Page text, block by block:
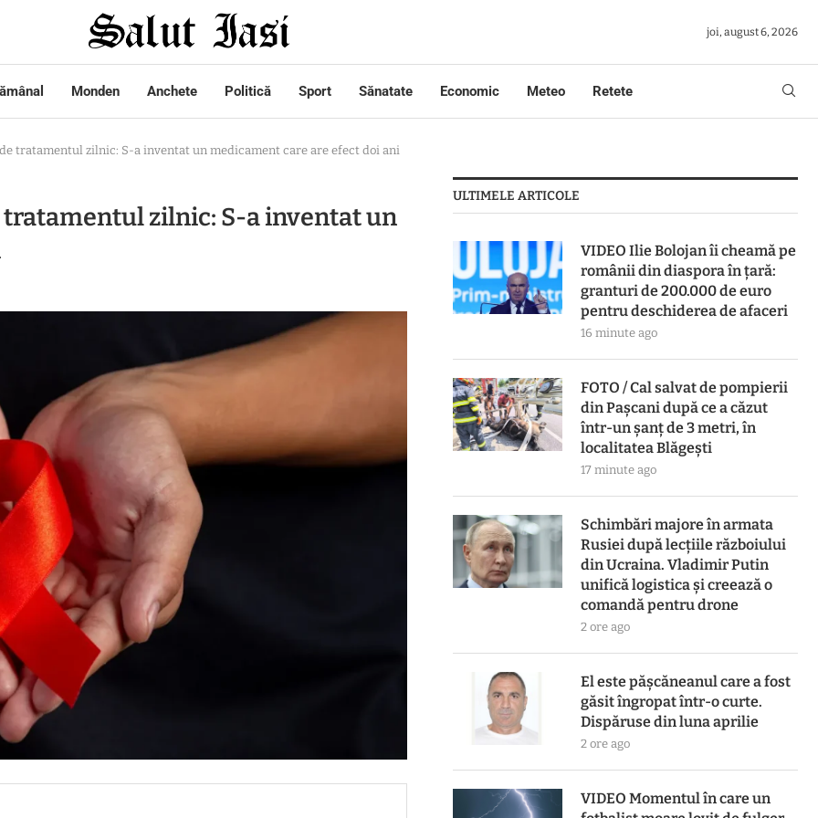
joi, august 6, 2026
Monden Anchete Politică Sport Sănatate Economic Meteo Retete
tratamentul zilnic: S-a inventat un medicament care are efect doi ani
tratamentul zilnic: S-a inventat un
ULTIMELE ARTICOLE
VIDEO Ilie Bolojan îi cheamă pe
românii din diaspora în țară:
granturi de 200.000 de euro
pentru deschiderea de afaceri
16 minute ago
FOTO / Cal salvat de pompierii
din Pașcani după ce a căzut
într-un șanț de 3 metri, în
localitatea Blăgești
17 minute ago
Schimbări majore în armata
Rusiei după lecțiile războiului
din Ucraina. Vladimir Putin
unifică logistica și creează o
comandă pentru drone
2 ore ago
El este pășcăneanul care a fost
găsit îngropat într-o curte.
Dispăruse din luna aprilie
2 ore ago
VIDEO Momentul în care un